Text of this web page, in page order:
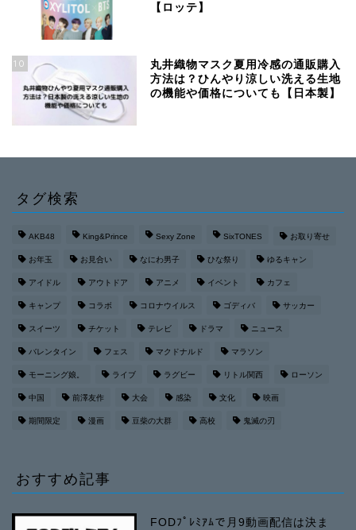
【ロッテ】
10
丸井織物マスク夏用冷感の通販購入
方法は？ひんやり涼しい洗える生地
の機能や価格についても【日本製】
タグ検索
AKB48 King&Prince Sexy Zone SixTONES お取り寄せ
お年玉 お見合い なにわ男子 ひな祭り ゆるキャン
アイドル アウトドア アニメ イベント カフェ
キャンプ コラボ コロナウイルス ゴディバ サッカー
スイーツ チケット テレビ ドラマ ニュース
バレンタイン フェス マクドナルド マラソン
モーニング娘。 ライブ ラグビー リトル関西 ローソン
中国 前澤友作 大会 感染 文化 映画
期間限定 漫画 豆柴の大群 高校 鬼滅の刃
おすすめ記事
FODﾌﾟﾚﾐｱﾑで月9動画配信は決ま